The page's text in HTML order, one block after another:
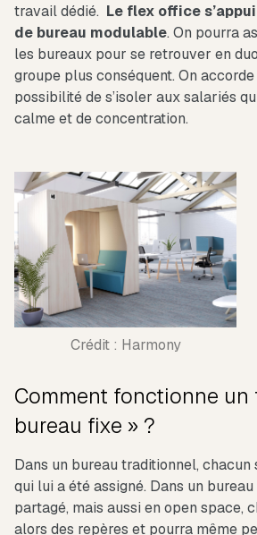
travail dédié. Le flex office
de bureau modulable. On pourra
les bureaux pour se retrouver en
groupe plus conséquent. On
possibilité de s’isoler aux salariés
calme et de concentration.
Crédit : Harmony
Comment fonctionne un
bureau fixe » ?
Dans un bureau traditionnel, chacun
qui lui a été assigné. Dans un
partagé, mais aussi en open space,
alors des repères et pourra même